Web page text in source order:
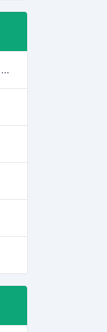
Descargador de miniaturas de YouTube